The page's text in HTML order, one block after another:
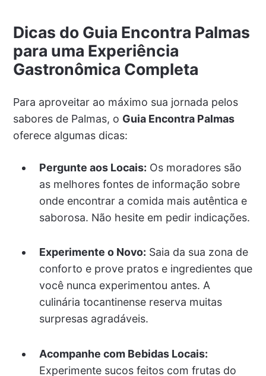
Dicas do Guia Encontra Palmas
para uma Experiência
Gastronômica Completa
Para aproveitar ao máximo sua jornada pelos
sabores de Palmas, o Guia Encontra Palmas
oferece algumas dicas:
Pergunte aos Locais: Os moradores são
as melhores fontes de informação sobre
onde encontrar a comida mais autêntica e
saborosa. Não hesite em pedir indicações.
Experimente o Novo: Saia da sua zona de
conforto e prove pratos e ingredientes que
você nunca experimentou antes. A
culinária tocantinense reserva muitas
surpresas agradáveis.
Acompanhe com Bebidas Locais:
Experimente sucos feitos com frutas do